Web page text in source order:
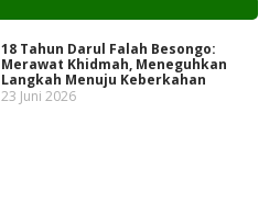
18 Tahun Darul Falah Besongo:
Merawat Khidmah, Meneguhkan
Langkah Menuju Keberkahan
23 Juni 2026